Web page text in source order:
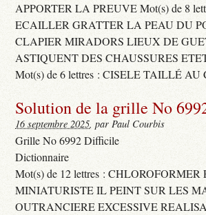
APPORTER LA PREUVE Mot(s) de 8
ECAILLER GRATTER LA PEAU DU
CLAPIER MIRADORS LIEUX DE
ASTIQUENT DES CHAUSSURES
Mot(s) de 6 lettres : CISELE TAILLÉ
Solution de la grille No
16 septembre 2025, par Paul Courbis
Grille No 6992 Difficile
Dictionnaire
Mot(s) de 12 lettres :
MINIATURISTE IL PEINT SUR LES
OUTRANCIERE EXCESSIVE